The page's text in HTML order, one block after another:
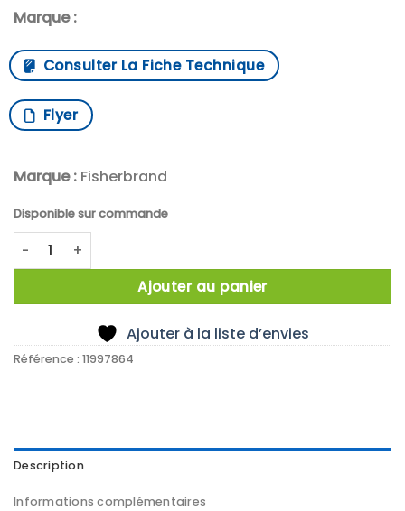
Marque :
Consulter La Fiche Technique
Flyer
Marque : Fisherbrand
Disponible sur commande
quantité de Dessicateur Fisherbrand, 2 étages
Ajouter au panier
Ajouter à la liste d’envies
Référence : 11997864
Description
Informations complémentaires